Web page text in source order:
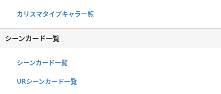
カリスマタイプキャラ一覧
シーンカード一覧
シーンカード一覧
URシーンカード一覧